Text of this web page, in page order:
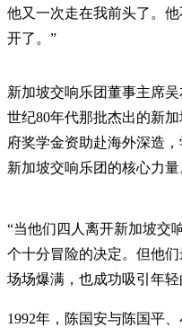
他又一次走在我前头了。
开了。”
新加坡交响乐团董事主席
世纪80年代那批杰出的新
府奖学金资助赴海外深造
新加坡交响乐团的核心力量
“当他们四人离开新加坡交
个十分冒险的决定。但他
场场爆满，也成功吸引年
1992年，陈国安与陈国平